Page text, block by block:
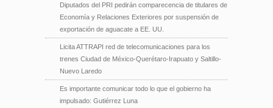
Diputados del PRI pedirán comparecencia de titulares de
Economía y Relaciones Exteriores por suspensión de
exportación de aguacate a EE. UU.
Licita ATTRAPI red de telecomunicaciones para los
trenes Ciudad de México-Querétaro-Irapuato y Saltillo-
Nuevo Laredo
Es importante comunicar todo lo que el gobierno ha
impulsado: Gutiérrez Luna